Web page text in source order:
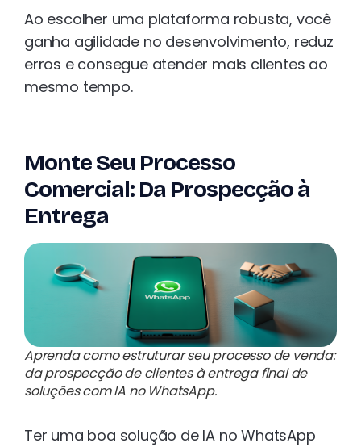
Ao escolher uma plataforma robusta, você
ganha agilidade no desenvolvimento, reduz
erros e consegue atender mais clientes ao
mesmo tempo.
Monte Seu Processo
Comercial: Da Prospecção à
Entrega
Aprenda como estruturar seu processo de venda:
da prospecção de clientes à entrega final de
soluções com IA no WhatsApp.
Ter uma boa solução de IA no WhatsApp